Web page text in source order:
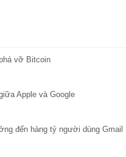
vỡ Bitcoin
Apple và Google
đến hàng tỷ người dùng Gmail